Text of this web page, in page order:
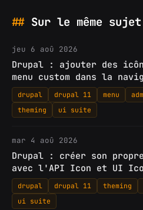
Sur le même sujet
jeu 6 aoû 2026
Drupal : ajouter des
menu custom dans la
drupal drupal 11 menu
theming
ui suite
mar 4 aoû 2026
Drupal : créer son
avec l'API Icon et UI
drupal drupal 11 theming
ui suite